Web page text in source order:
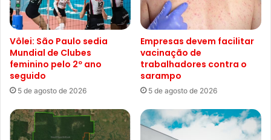
Vôlei: São Paulo sedia
Mundial de Clubes
feminino pelo 2º ano
seguido
5 de agosto de 2026
Empresas devem facilitar
vacinação de
trabalhadores contra o
sarampo
5 de agosto de 2026